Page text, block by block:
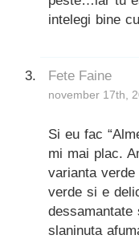
intelegi bine
Fete Faine
november 17th,
Si eu fac
mi mai plac.
varianta
verde si e
slaninuta